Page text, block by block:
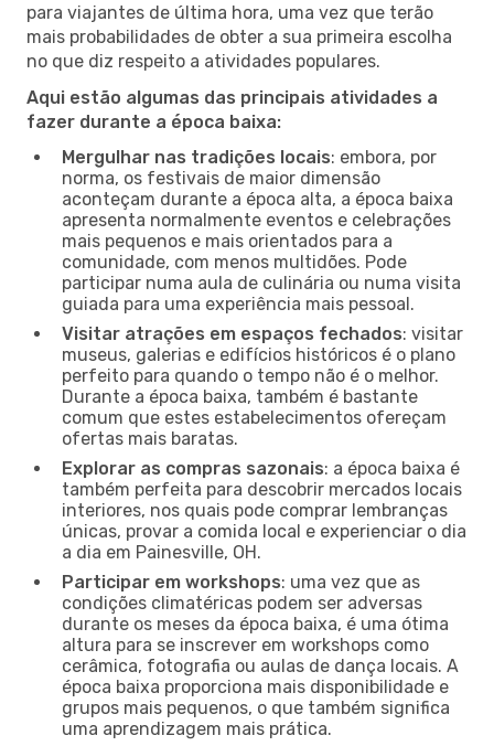
para viajantes de última hora, uma vez que terão
mais probabilidades de obter a sua primeira escolha
no que diz respeito a atividades populares.
Aqui estão algumas das principais atividades a
fazer durante a época baixa:
Mergulhar nas tradições locais: embora, por
norma, os festivais de maior dimensão
aconteçam durante a época alta, a época baixa
apresenta normalmente eventos e celebrações
mais pequenos e mais orientados para a
comunidade, com menos multidões. Pode
participar numa aula de culinária ou numa visita
guiada para uma experiência mais pessoal.
Visitar atrações em espaços fechados: visitar
museus, galerias e edifícios históricos é o plano
perfeito para quando o tempo não é o melhor.
Durante a época baixa, também é bastante
comum que estes estabelecimentos ofereçam
ofertas mais baratas.
Explorar as compras sazonais: a época baixa é
também perfeita para descobrir mercados locais
interiores, nos quais pode comprar lembranças
únicas, provar a comida local e experienciar o dia
a dia em Painesville, OH.
Participar em workshops: uma vez que as
condições climatéricas podem ser adversas
durante os meses da época baixa, é uma ótima
altura para se inscrever em workshops como
cerâmica, fotografia ou aulas de dança locais. A
época baixa proporciona mais disponibilidade e
grupos mais pequenos, o que também significa
uma aprendizagem mais prática.